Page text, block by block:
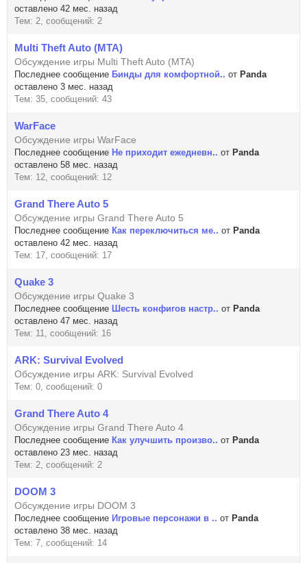
оставлено 42 мес. назад
Тем: 2, сообщений: 2
Multi Theft Auto (MTA)
Обсуждение игры Multi Theft Auto (MTA)
Последнее сообщение Бинды для комфортной.. от Panda
оставлено 3 мес. назад
Тем: 35, сообщений: 43
WarFace
Обсуждение игры WarFace
Последнее сообщение Не приходит ежедневн.. от Panda
оставлено 58 мес. назад
Тем: 12, сообщений: 12
Grand There Auto 5
Обсуждение игры Grand There Auto 5
Последнее сообщение Как переключиться ме.. от Panda
оставлено 42 мес. назад
Тем: 17, сообщений: 17
Quake 3
Обсуждение игры Quake 3
Последнее сообщение Шесть конфигов настр.. от Panda
оставлено 47 мес. назад
Тем: 11, сообщений: 16
ARK: Survival Evolved
Обсуждение игры ARK: Survival Evolved
Тем: 0, сообщений: 0
Grand There Auto 4
Обсуждение игры Grand There Auto 4
Последнее сообщение Как улучшить произво.. от Panda
оставлено 23 мес. назад
Тем: 2, сообщений: 2
DOOM 3
Обсуждение игры DOOM 3
Последнее сообщение Игровые персонажи в .. от Panda
оставлено 38 мес. назад
Тем: 7, сообщений: 14